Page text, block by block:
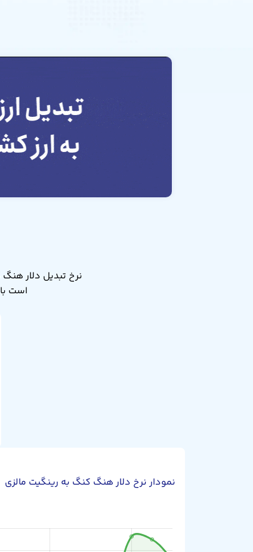
است با ۰.۵۲۱ رینگیت مالزی. نرخ تبدیل دلار هنگ کنگ به رینگیت مالزی دیروز ۰.۵۲۲ بود.
نمودار نرخ دلار هنگ کنگ به رینگیت مالزی